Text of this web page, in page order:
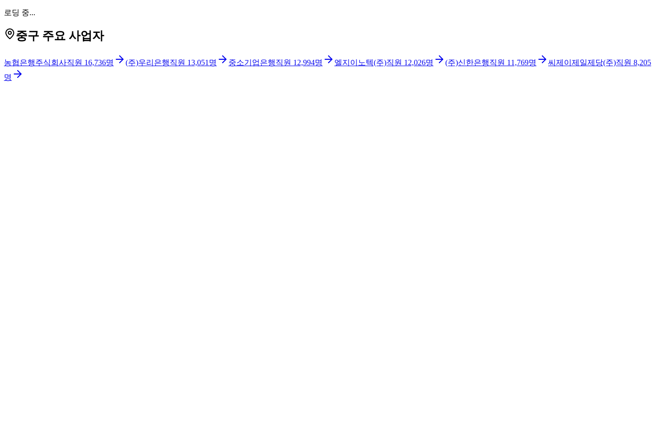
로딩 중...
중구 주요 사업자
농협은행주식회사직원 16,736명 (주)우리은행직원 13,051 명 중소기업은행직원 12,994명 엘지이노텍(주)직원 12,026명 (주)신한은행직원 11,769명 씨제이제일제당(주)직원 8,205
명